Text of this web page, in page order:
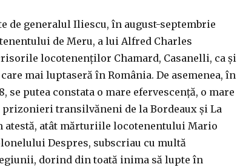
generalul Iliescu, în august-septembrie
de Meru, a lui Alfred Charles
locotenenților Chamard, Casanelli, ca și
mai luptaseră în România. De asemenea, în
se putea constata o mare efervescență, o mare
prizonieri transilvăneni de la Bordeaux și La
atestă, atât mărturiile locotenentului Mario
Despres, subscriau cu multă
dorind din toată inima să lupte în